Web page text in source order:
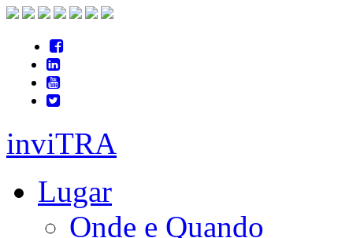
inviTRA
Lugar
Onde e Quando